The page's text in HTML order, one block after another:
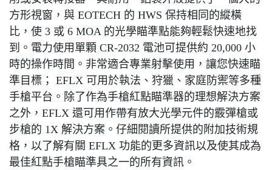
方形視窗，與 EOTECH 的 HWS 保持相同的縱橫
比，使 3 或 6 MOA 的光學瞄準點能夠輕鬆快速地找
到。電力使用單顆 CR-2032 電池可提供約 20,000 小
時的操作時間。非常適合專業射擊使用，讓您快速瞄
準目標； EFLX 可用於執法、狩獵、家庭防禦等多種
手槍平台。除了作為手槍紅點瞄準器的理想解決方案
之外，EFLX 還可用作帶有放大光學元件的霰彈槍或
步槍的 1X 解決方案。仔細閱讀所提供的附加技術規
格，以了解有關 EFLX 功能的更多資訊以及使其成為
最佳紅點手槍瞄準具之一的所有資訊。